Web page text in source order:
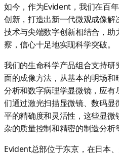
如今，作为Evident，我们在百
创新，打造出新一代微观成像
技术与尖端数字创新相结合，
察，信心十足地实现科学突破。
我们的生命科学产品组合支持
面的成像方法，从基本的明场
分析和数字病理学显微镜，应
们通过激光扫描显微镜、数码
平的精确度和灵活性，这些显
杂的质量控制和精密的制造分析
Evident总部位于东京，在日本